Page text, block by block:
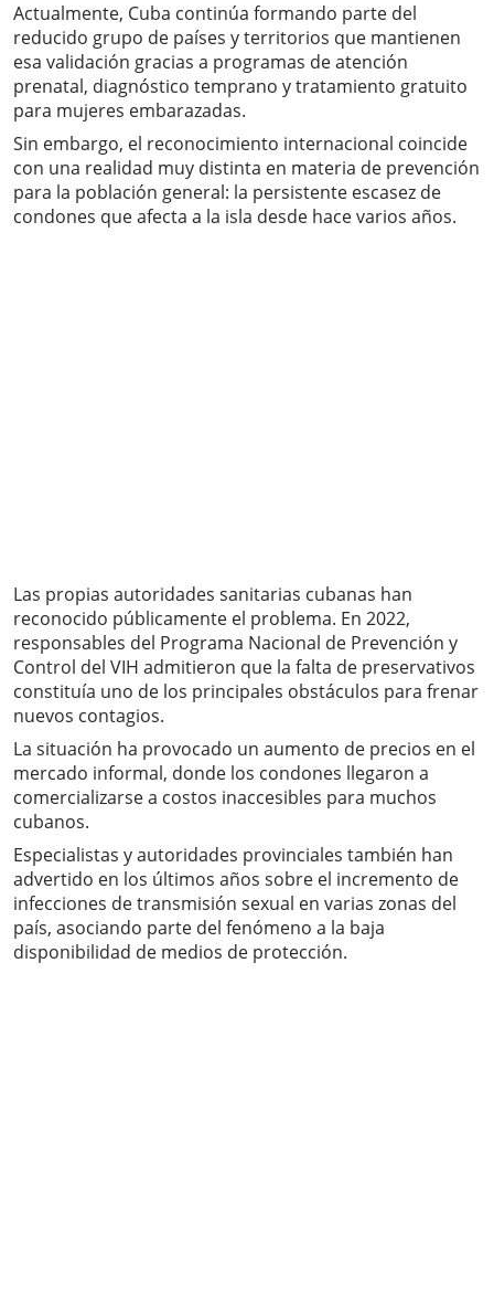
Actualmente, Cuba continúa formando parte del
reducido grupo de países y territorios que mantienen
esa validación gracias a programas de atención
prenatal, diagnóstico temprano y tratamiento gratuito
para mujeres embarazadas.
Sin embargo, el reconocimiento internacional coincide
con una realidad muy distinta en materia de prevención
para la población general: la persistente escasez de
condones que afecta a la isla desde hace varios años.
Las propias autoridades sanitarias cubanas han
reconocido públicamente el problema. En 2022,
responsables del Programa Nacional de Prevención y
Control del VIH admitieron que la falta de preservativos
constituía uno de los principales obstáculos para frenar
nuevos contagios.
La situación ha provocado un aumento de precios en el
mercado informal, donde los condones llegaron a
comercializarse a costos inaccesibles para muchos
cubanos.
Especialistas y autoridades provinciales también han
advertido en los últimos años sobre el incremento de
infecciones de transmisión sexual en varias zonas del
país, asociando parte del fenómeno a la baja
disponibilidad de medios de protección.